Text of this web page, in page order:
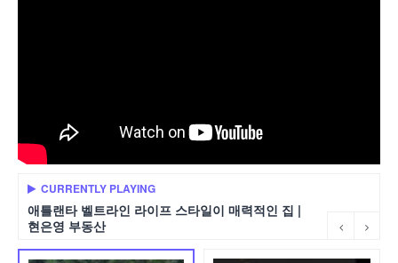
CURRENTLY PLAYING
애틀랜타 벨트라인 라이프 스타일이 매력적인 집 |
현은영 부동산